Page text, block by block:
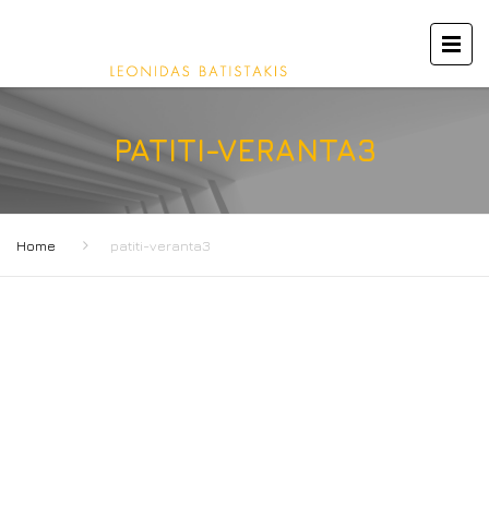
PATITI-VERANTA3
Home patiti-veranta3